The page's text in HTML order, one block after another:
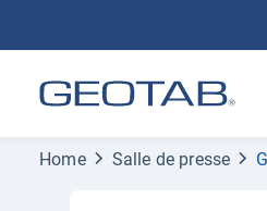
Home Salle de presse